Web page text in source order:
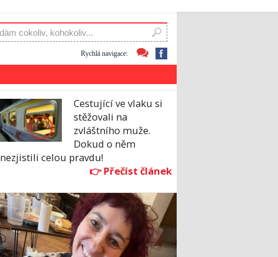
Rychlá navigace:
Cestující ve vlaku si
stěžovali na
zvláštního muže.
Dokud o něm
nezjistili celou pravdu!